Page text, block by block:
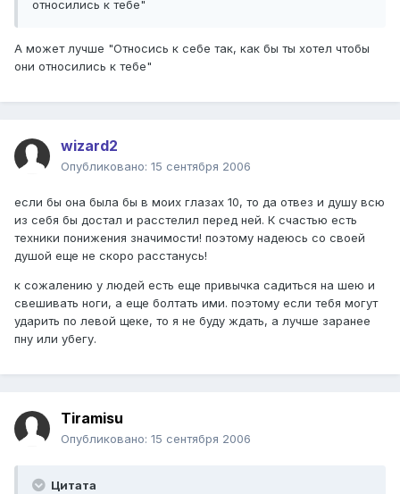
относились к тебе"
А может лучше "Относись к себе так, как бы ты хотел чтобы
они относились к тебе"
wizard2
Опубликовано: 15 сентября 2006
если бы она была бы в моих глазах 10, то да отвез и душу всю
из себя бы достал и расстелил перед ней. К счастью есть
техники понижения значимости! поэтому надеюсь со своей
душой еще не скоро расстанусь!
к сожалению у людей есть еще привычка садиться на шею и
свешивать ноги, а еще болтать ими. поэтому если тебя могут
ударить по левой щеке, то я не буду ждать, а лучше заранее
пну или убегу.
Tiramisu
Опубликовано: 15 сентября 2006
Цитата